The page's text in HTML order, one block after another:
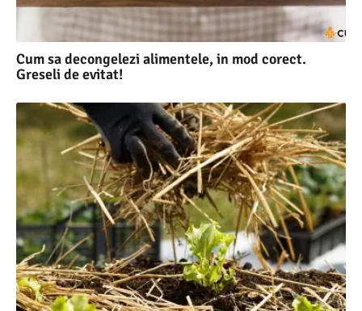
Cum sa decongelezi alimentele, in mod corect.
Greseli de evitat!